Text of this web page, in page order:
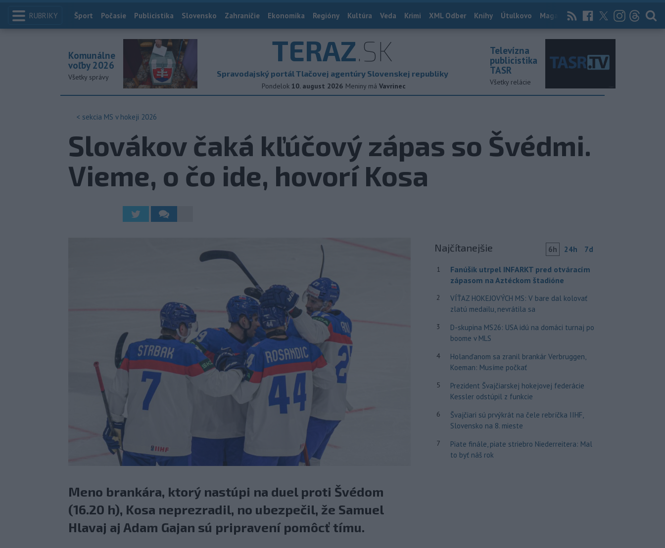
RUBRIKY Index
Šport Počasie Publicistika Slovensko Zahraničie Ekonomika Regióny Kultúra Veda Krimi XML Odber Knihy Útulkovo Magazín News Now Archív
TERAZ.SK
Spravodajský portál Tlačovej agentúry Slovenskej republiky
Pondelok 10. august 2026 Meniny má Vavrinec
Komunálne
voľby 2026
Všetky správy
Televízna
publicistika
TASR
Všetky relácie
< sekcia MS v hokeji 2026
Slovákov čaká kľúčový zápas so Švédmi.
Vieme, o čo ide, hovorí Kosa
Meno brankára, ktorý nastúpi na duel proti Švédom
(16.20 h), Kosa neprezradil, no ubezpečil, že Samuel
Hlavaj aj Adam Gajan sú pripravení pomôcť tímu.
Najčítanejšie 6h 24h 7d
1
Fanúšik utrpel INFARKT pred otváracím
zápasom na Aztéckom štadióne
2
VÍŤAZ HOKEJOVÝCH MS: V bare dal kolovať
zlatú medailu, nevrátila sa
3
D-skupina MS26: USA idú na domáci turnaj po
boome v MLS
4
Holanďanom sa zranil brankár Verbruggen,
Koeman: Musíme počkať
5
Prezident Švajčiarskej hokejovej federácie
Kessler odstúpil z funkcie
6
Švajčiari sú prvýkrát na čele rebríčka IIHF,
Slovensko na 8. mieste
7
Piate finále, piate striebro Niederreitera: Mal
to byť náš rok